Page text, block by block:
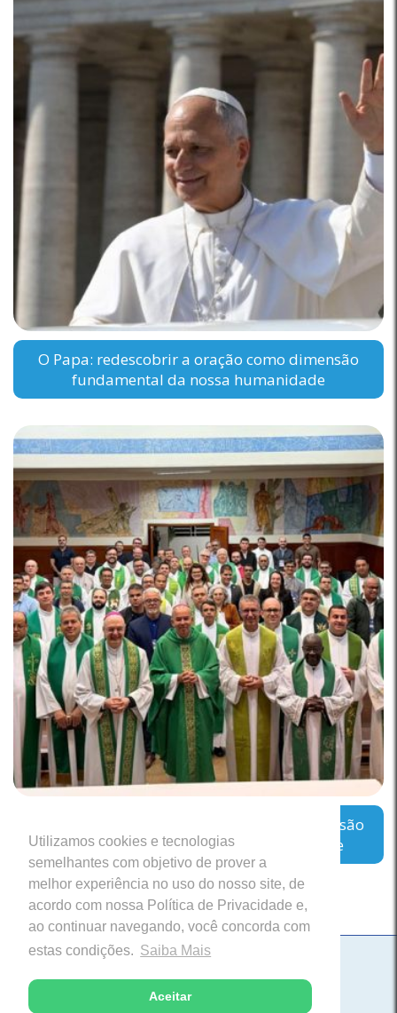
Utilizamos cookies e tecnologias
semelhantes com objetivo de prover a
melhor experiência no uso do nosso site, de
acordo com nossa Política de Privacidade e,
ao continuar navegando, você concorda com
estas condições. Saiba Mais
Aceitar
O Papa: redescobrir a oração como dimensão
fundamental da nossa humanidade
Regional Leste 2 inicia encontro sobre a missão
das Cúrias Diocesanas em Belo Horizonte
Paróquia Nossa Senhora da Saúde
Itabira, Minas Gerais
Desenvolvido com excelência pela